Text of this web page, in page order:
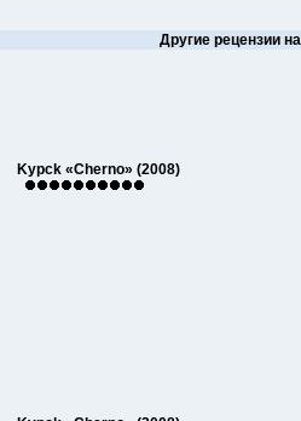
Другие рецензии
Kypck «Cherno» (2008)